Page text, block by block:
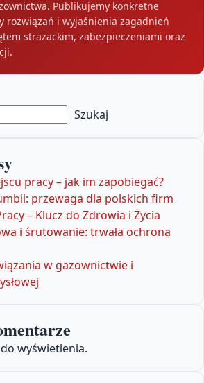
Publikujemy konkretne
rozwiązań i wyjaśnienia zagadnień
strażackim, zabezpieczeniami oraz
Szukaj
pracy – jak im zapobiegać?
przewaga dla polskich firm
– Klucz do Zdrowia i Życia
i śrutowanie: trwała ochrona
w gazownictwie i
wyświetlenia.